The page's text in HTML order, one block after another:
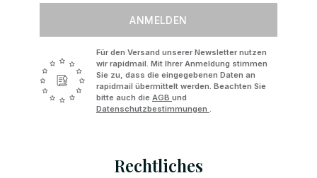
ANMELDEN
Für den Versand unserer Newsletter nutzen
wir rapidmail. Mit Ihrer Anmeldung stimmen
Sie zu, dass die eingegebenen Daten an
rapidmail übermittelt werden. Beachten Sie
bitte auch die AGB und
Datenschutzbestimmungen .
Rechtliches